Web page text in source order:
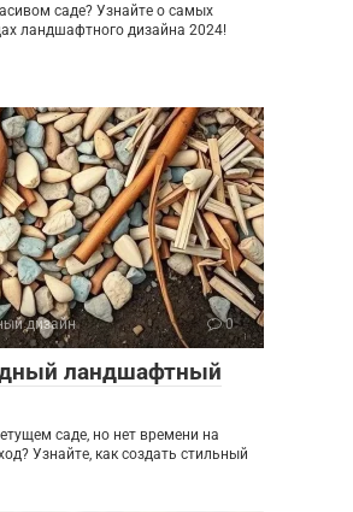
саде? Узнайте о самых
ландшафтного дизайна 2024!
дизайн 0
ландшафтный
саде, но нет времени на
Узнайте, как создать стильный